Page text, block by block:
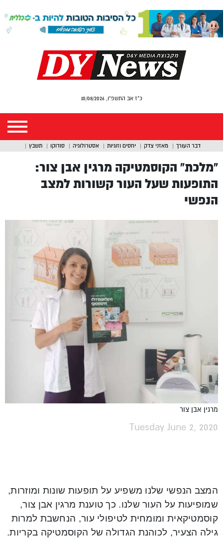
כ"ז אב התשפ"ו, 10/08/2026
דבר העורך מאזני צדק יחסים וזוגיות אסטרולוגיה סודוקו תשבץ
“מלכת” הקוסמטיקה מרגין אבן צור:
התופעות שעל העור קשורות למצב
הנפשי
מרגין אבן צור
Tuesday June 2, 2020
המצב הנפשי שלנו משפיע על תופעות שונות ומוזרות,
שמופיעות על העור שלנו. כך טוענת מרגין אבן צור,
קוסמטיקאית ומומחית לטיפולי עור, הנחשבת למרות
גילה הצעיר, לכוהנת הגדולה של הקוסמטיקה בקריות.